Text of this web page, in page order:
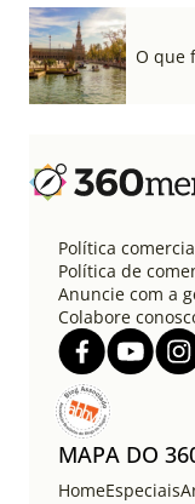
O que
Política
Política de
Anuncie com a
Colabore
MAPA DO
HomeEspeciais